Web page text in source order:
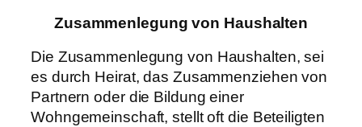
Zusammenlegung von Haushalten
Die Zusammenlegung von Haushalten, sei
es durch Heirat, das Zusammenziehen von
Partnern oder die Bildung einer
Wohngemeinschaft, stellt oft die Beteiligten